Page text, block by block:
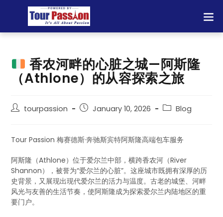
香农河畔的心脏之城—阿斯隆
（Athlone）的从容探索之旅
tourpassion January 10, 2026 Blog
Tour Passion 梅赛德斯·奔驰斯宾特阿斯隆高端包车服务
阿斯隆（Athlone）位于爱尔兰中部，横跨香农河（River
Shannon），被誉为“爱尔兰的心脏”。这座城市既拥有深厚的历
史背景，又展现出现代爱尔兰的活力与温度。古老的城堡、河畔
风光与友善的生活节奏，使阿斯隆成为探索爱尔兰内陆地区的重
要门户。